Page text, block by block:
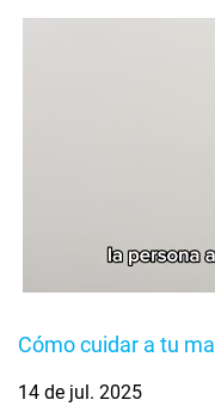
Cómo cuidar a tu
14 de jul. 2025